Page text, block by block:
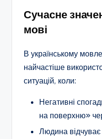
Сучасне
мові
В українському
найчастіше
ситуацій, коли:
Негативні
на поверхню»
Людина